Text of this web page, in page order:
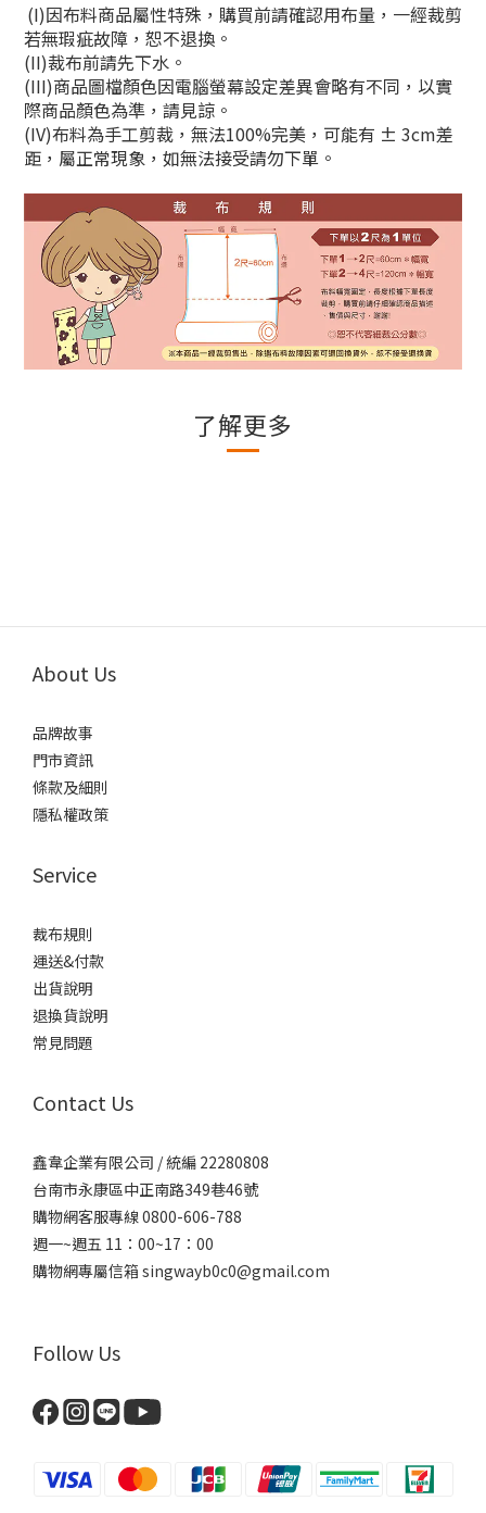
(I)因布料商品屬性特殊，購買前請確認用布量，一經裁剪
若無瑕疵故障，恕不退換。
(II)裁布前請先下水。
(III)商品圖檔顏色因電腦螢幕設定差異會略有不同，以實
際商品顏色為準，請見諒。
(IV)布料為手工剪裁，無法100%完美，可能有 ± 3cm差
距，屬正常現象，如無法接受請勿下單。
了解更多
About Us
品牌故事
門市資訊
條款及細則
隱私權政策
Service
裁布規則
運送&付款
出貨說明
退換貨說明
常見問題
Contact Us
鑫韋企業有限公司 / 統編 22280808
台南市永康區中正南路349巷46號
購物網客服專線 0800-606-788
週一~週五 11：00~17：00
購物網專屬信箱 singwayb0c0@gmail.com
Follow Us